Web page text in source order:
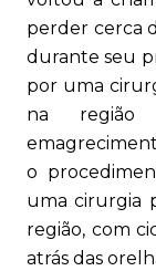
perder cerca
durante seu
por uma
na região
o
uma cirurgia
região, com
atrás das